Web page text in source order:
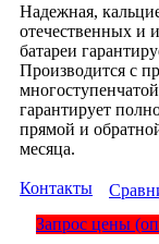
Надежная,
отечественных и
батареи
Производится с
гарантирует
прямой и
месяца.
Контакты
Запрос цены